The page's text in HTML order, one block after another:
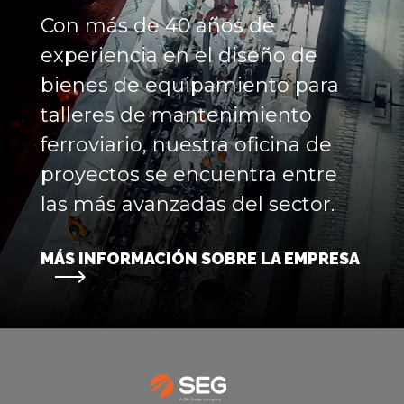
Con más de 40 años de
experiencia en el diseño de
bienes de equipamiento para
talleres de mantenimiento
ferroviario, nuestra oficina de
proyectos se encuentra entre
las más avanzadas del sector.
MÁS INFORMACIÓN SOBRE LA EMPRESA